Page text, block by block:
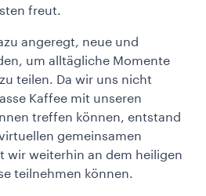
freut.
angeregt, neue und
um alltägliche Momente
teilen. Da wir uns nicht
Kaffee mit unseren
treffen können, entstand
gemeinsamen
wir weiterhin an dem heiligen
teilnehmen können.